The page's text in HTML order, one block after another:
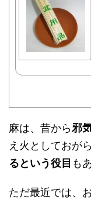
麻は、昔から邪
え火としておが
るという役目 も
ただ最近では、